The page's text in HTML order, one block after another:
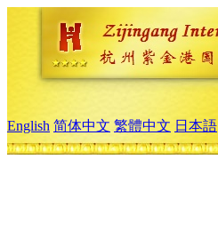
English 简体中文 繁體中文 日本語